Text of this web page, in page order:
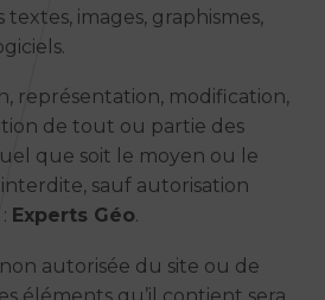
images, graphismes,
représentation, modification,
de tout ou partie des
que soit le moyen ou le
sauf autorisation
Experts Géo.
autorisée du site ou de